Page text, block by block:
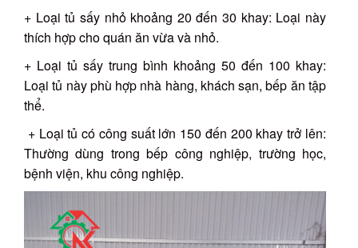
+ Loại tủ sấy nhỏ khoảng 20 đến 30 khay: Loại này
thích hợp cho quán ăn vừa và nhỏ.
+ Loại tủ sấy trung bình khoảng 50 đến 100 khay:
Loại tủ này phù hợp nhà hàng, khách sạn, bếp ăn tập
thể.
+ Loại tủ có công suất lớn 150 đến 200 khay trở lên:
Thường dùng trong bếp công nghiệp, trường học,
bệnh viện, khu công nghiệp.